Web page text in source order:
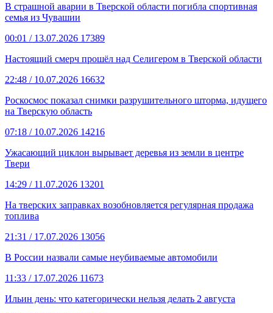
В страшной аварии в Тверской области погибла спортивная
семья из Чувашии
00:01 / 13.07.2026 17389
Настоящий смерч прошёл над Селигером в Тверской области
22:48 / 10.07.2026 16632
Роскосмос показал снимки разрушительного шторма, идущего
на Тверскую область
07:18 / 10.07.2026 14216
Ужасающий циклон вырывает деревья из земли в центре
Твери
14:29 / 11.07.2026 13201
На тверских заправках возобновляется регулярная продажа
топлива
21:31 / 17.07.2026 13056
В России назвали самые неубиваемые автомобили
11:33 / 17.07.2026 11673
Ильин день: что категорически нельзя делать 2 августа